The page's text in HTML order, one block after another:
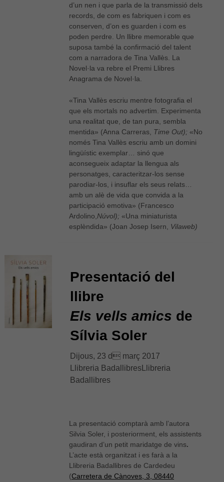
d’un nen i que parla de la transmissió dels
records, de com es fabriquen i com es
conserven, d’on es guarden i com es
poden perdre. Un llibre memorable que
suposa també la confirmació del talent
com a narradora de Tina Vallès. La
Novel·la va rebre el Premi Llibres
Anagrama de Novel·la.
«Tina Vallès escriu mentre fotografia el
que els mortals no advertim. Experimenta
una realitat que, de tan pura, sembla
mentida» (Anna Carreras, Time Out); «No
només Tina Vallès escriu amb un domini
lingüístic exemplar… sinó que
aconsegueix adaptar la llengua als
personatges, caracteritzar-los sense
parodiar-los, i insuflar els seus relats…
amb un alè de vida que convida a la
participació emotiva» (Francesco
Ardolino, Núvol);«Una miniaturista
esplèndida» (Joan Josep Isern, Vilaweb)
Presentació del
llibre
Els vells amics de
Sílvia Soler
Dijous, 23 d març 2017
Llibreria BadallibresLlibreria
Badallibres
La presentació comptarà amb l’autora
Silvia Soler, i posteriorment, els assistents
gaudiran d’un petit maridatge de vins.
L’acte està organitzat i es farà a la
Llibreria Badallibres de Cardedeu
(Carretera de Cànoves, 3, 08440